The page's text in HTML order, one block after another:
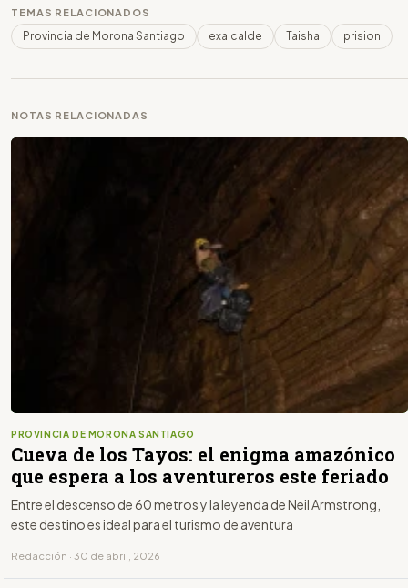
TEMAS RELACIONADOS
Provincia de Morona Santiago exalcalde Taisha prision
NOTAS RELACIONADAS
PROVINCIA DE MORONA SANTIAGO
Cueva de los Tayos: el enigma amazónico
que espera a los aventureros este feriado
Entre el descenso de 60 metros y la leyenda de Neil Armstrong,
este destino es ideal para el turismo de aventura
Redacción · 30 de abril, 2026